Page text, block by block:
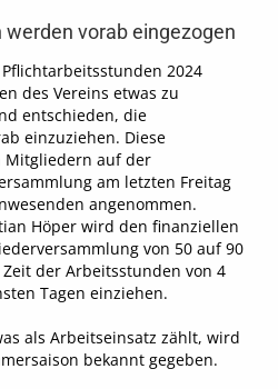
vorab eingezogen
2024
des Vereins etwas zu
entschieden, die
einzuziehen. Diese
Mitgliedern auf der
am letzten Freitag
angenommen.
Höper wird den finanziellen
von 50 auf 90
der Arbeitsstunden von 4
Tagen einziehen.
als Arbeitseinsatz zählt, wird
bekannt gegeben.